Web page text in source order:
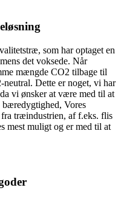
som har optaget en
det voksede. Når
mængde CO2 tilbage til
Dette er noget, vi har
vi ønsker at være med til at
Vores
træindustrien, af f.eks. flis
mest muligt og er med til at